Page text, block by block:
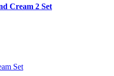
Cream 2 Set